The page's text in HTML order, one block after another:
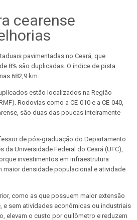
cearense
pavimentadas no Ceará, que
8% são duplicadas. O índice de pista
682,9 km.
estão localizados na Região
Rodovias como a CE-010 e a CE-040,
são duas das poucas inteiramente
de pós-graduação do Departamento
da Universidade Federal do Ceará (UFC),
investimentos em infraestrutura
maior densidade populacional e atividade
como as que possuem maior extensão
e sem atividades econômicas ou industriais
elevam o custo por quilômetro e reduzem